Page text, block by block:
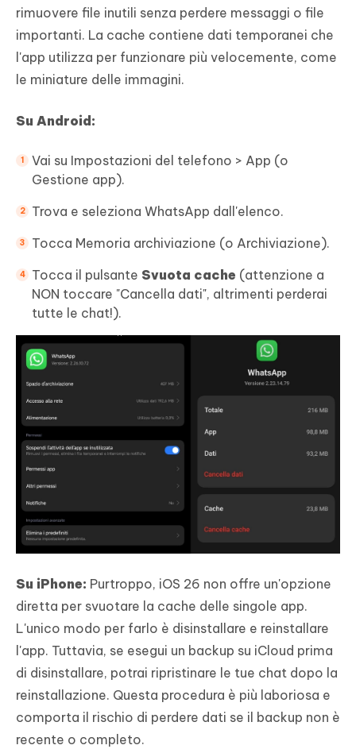
rimuovere file inutili senza perdere messaggi o file
importanti. La cache contiene dati temporanei che
l'app utilizza per funzionare più velocemente, come
le miniature delle immagini.
Su Android:
Vai su Impostazioni del telefono > App (o
Gestione app).
Trova e seleziona WhatsApp dall'elenco.
Tocca Memoria archiviazione (o Archiviazione).
Tocca il pulsante Svuota cache (attenzione a
NON toccare "Cancella dati", altrimenti perderai
tutte le chat!).
Su iPhone: Purtroppo, iOS 26 non offre un'opzione
diretta per svuotare la cache delle singole app.
L'unico modo per farlo è disinstallare e reinstallare
l'app. Tuttavia, se esegui un backup su iCloud prima
di disinstallare, potrai ripristinare le tue chat dopo la
reinstallazione. Questa procedura è più laboriosa e
comporta il rischio di perdere dati se il backup non è
recente o completo.